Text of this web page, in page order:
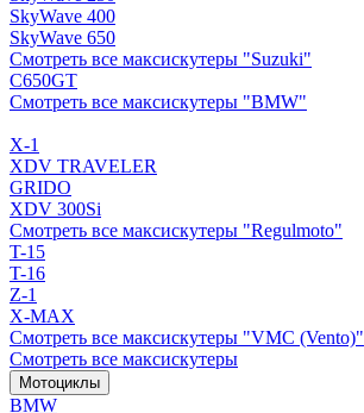
SkyWave 400
SkyWave 650
Смотреть все максискутеры "Suzuki"
C650GT
Смотреть все максискутеры "BMW"
X-1
XDV TRAVELER
GRIDO
XDV 300Si
Смотреть все максискутеры "Regulmoto"
T-15
T-16
Z-1
X-MAX
Смотреть все максискутеры "VMC (Vento)"
Смотреть все максискутеры
Мотоциклы
BMW